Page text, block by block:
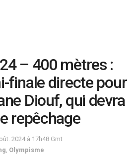
– 400 mètres :
finale directe pour
Diouf, qui devra
repêchage
2024 à 17h48 Gmt
Olympisme